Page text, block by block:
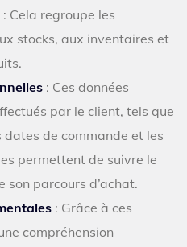
: Cela regroupe les
stocks, aux inventaires et
: Ces données
par le client, tels que
de commande et les
permettent de suivre le
parcours d’achat.
: Grâce à ces
compréhension